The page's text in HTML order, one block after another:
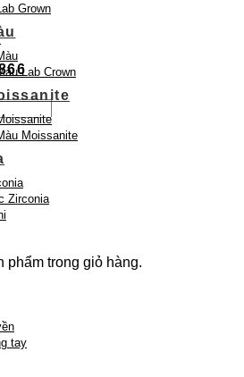
phẩm trong giỏ hàng.
hàng
Grown
Lab Crown
Moissanite
Zirconia
tay